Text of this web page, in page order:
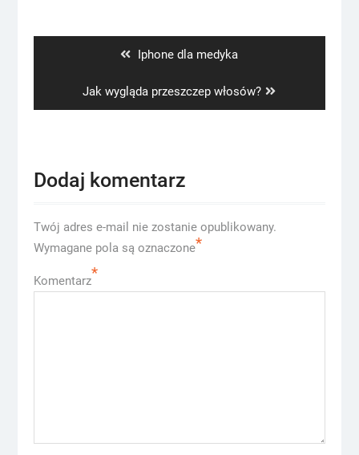
Previous
Iphone dla medyka
Next
post:
Jak wygląda przeszczep włosów?
Dodaj komentarz
Twój adres e-mail nie zostanie opublikowany.
Wymagane pola są oznaczone*
Komentarz*